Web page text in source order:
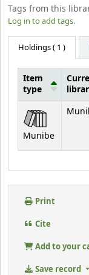
Tags from this
Log in to add tags.
Holdings( 1 )
Holdings
Item
type
Munibe
Print
Cite
Add to your
Save record